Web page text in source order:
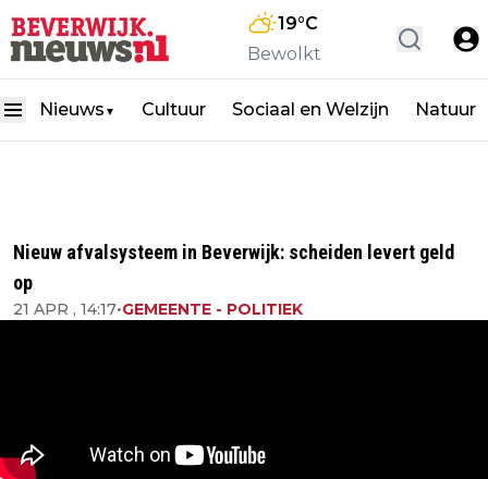
19°C
Bewolkt
Nieuws ▼ Cultuur Sociaal en Welzijn Natuur
Nieuw afvalsysteem in Beverwijk: scheiden levert geld
op
21 APR , 14:17•GEMEENTE - POLITIEK